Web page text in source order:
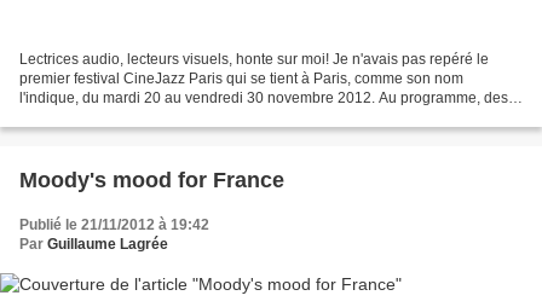
Lectrices audio, lecteurs visuels, honte sur moi! Je n'avais pas repéré le
premier festival CineJazz Paris qui se tient à Paris, comme son nom
l'indique, du mardi 20 au vendredi 30 novembre 2012. Au programme, des
Moody's mood for France
Publié le 21/11/2012 à 19:42
Par Guillaume Lagrée